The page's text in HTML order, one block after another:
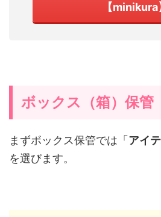
【minikura
ボックス（箱）保管
まずボックス保管では「 アイ
を選びます。